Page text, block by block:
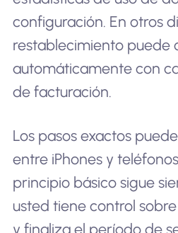
configuración. En otros
restablecimiento puede
automáticamente con
de facturación.
Los pasos exactos
entre iPhones y
principio básico sigue
usted tiene control
y finaliza el período de